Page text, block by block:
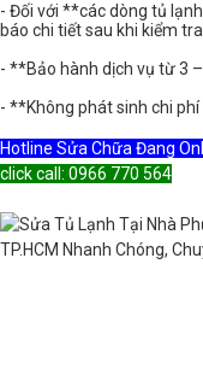
- Đối với **các dòng tủ
báo chi tiết sau khi kiểm tra.
- **Bảo hành dịch vụ từ 3
- **Không phát sinh chi
Hotline Sửa Chữa Đang
click call: 0966 770 564